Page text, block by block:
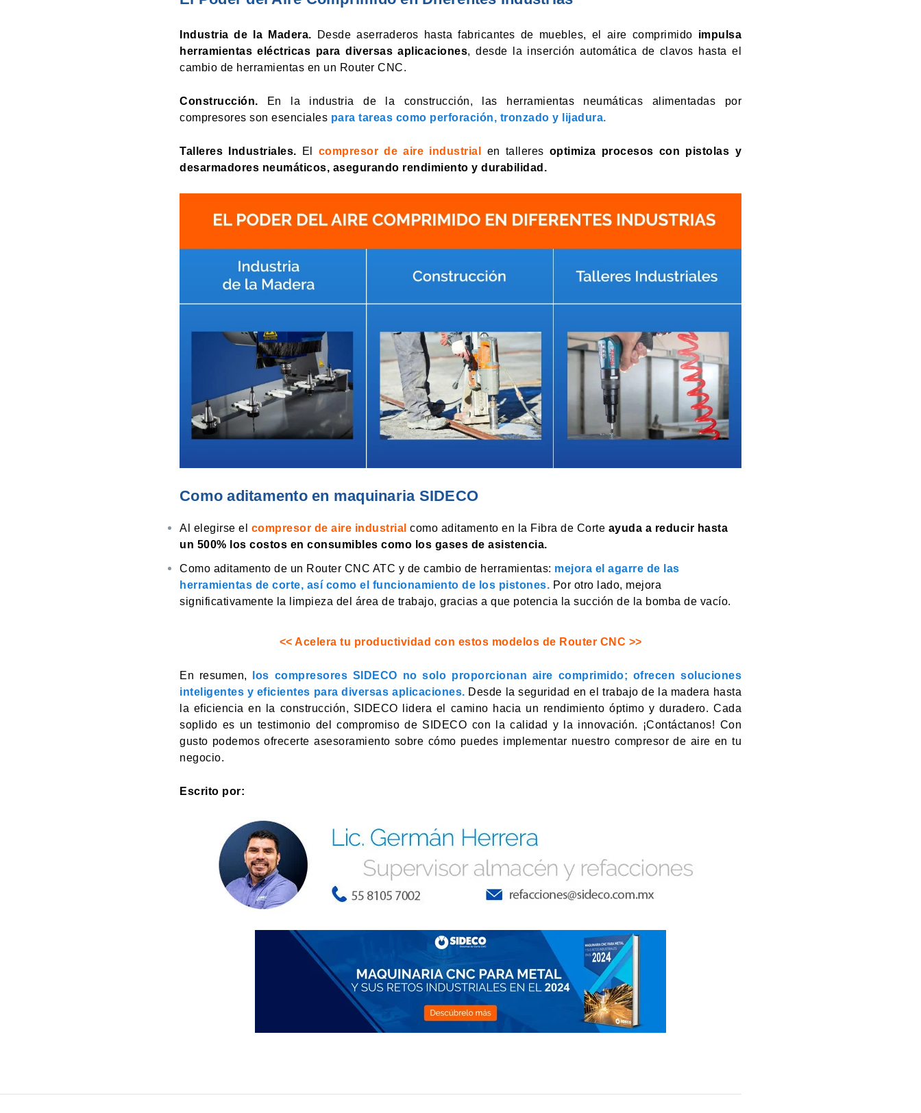
Industria de la Madera. Desde aserraderos hasta fabricantes de muebles, el aire comprimido impulsa
herramientas eléctricas para diversas aplicaciones, desde la inserción automática de clavos hasta el
cambio de herramientas en un Router CNC.
Construcción. En la industria de la construcción, las herramientas neumáticas alimentadas por
compresores son esenciales para tareas como perforación, tronzado y lijadura.
Talleres Industriales. El compresor de aire industrial en talleres optimiza procesos con pistolas y
desarmadores neumáticos, asegurando rendimiento y durabilidad.
Como aditamento en maquinaria SIDECO
Al elegirse el compresor de aire industrial como aditamento en la Fibra de Corte ayuda a reducir hasta
un 500% los costos en consumibles como los gases de asistencia.
Como aditamento de un Router CNC ATC y de cambio de herramientas: mejora el agarre de las
herramientas de corte, así como el funcionamiento de los pistones. Por otro lado, mejora
significativamente la limpieza del área de trabajo, gracias a que potencia la succión de la bomba de vacío.
<< Acelera tu productividad con estos modelos de Router CNC >>
En resumen,
los compresores SIDECO no solo proporcionan aire comprimido; ofrecen soluciones
inteligentes y eficientes para diversas aplicaciones. Desde la seguridad en el trabajo de la madera hasta
la eficiencia en la construcción, SIDECO lidera el camino hacia un rendimiento óptimo y duradero. Cada
soplido es un testimonio del compromiso de SIDECO con la calidad y la innovación. ¡Contáctanos! Con
gusto podemos ofrecerte asesoramiento sobre cómo puedes implementar nuestro compresor de aire en tu
negocio.
Escrito por: